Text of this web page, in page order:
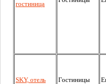
гостиница
SKY, отель Гостиницы